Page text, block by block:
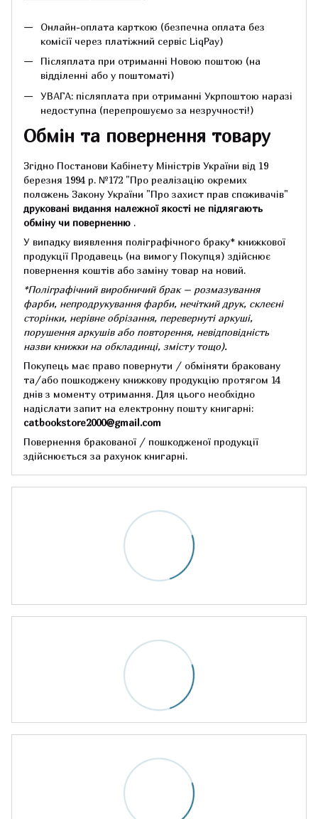
Онлайн-оплата карткою (безпечна оплата без
комісії через платіжний сервіс LiqPay)
Післяплата при отриманні Новою поштою (на
відділенні або у поштоматі)
УВАГА: післяплата при отриманні Укрпоштою наразі
недоступна (перепрошуємо за незручності!)
Обмін та повернення товару
Згідно Постанови Кабінету Міністрів України від 19
березня 1994 р. №172 "Про реалізацію окремих
положень Закону України "Про захист прав споживачів"
друковані видання належної якості не підлягають
обміну чи поверненню .
У випадку виявлення поліграфічного браку* книжкової
продукції Продавець (на вимогу Покупця) здійснює
повернення коштів або заміну товар на новий.
*Поліграфічний виробничий брак – розмазування
фарби, непродрукування фарби, нечіткий друк, склеєні
сторінки, нерівне обрізання, перевернуті аркуші,
порушення аркушів або повторення, невідповідність
назви книжки на обкладинці, змісту тощо).
Покупець має право повернути / обміняти браковану
та/або пошкоджену книжкову продукцію протягом 14
днів з моменту отримання. Для цього необхідно
надіслати запит на електронну пошту книгарні:
catbookstore2000@gmail.com
Повернення бракованої / пошкодженої продукції
здійснюється за рахунок книгарні.